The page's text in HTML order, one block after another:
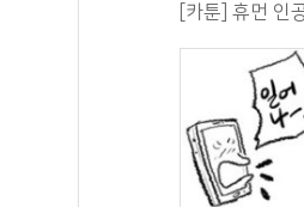
[카툰] 휴먼 인